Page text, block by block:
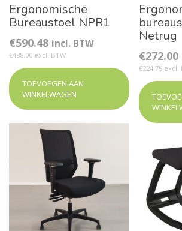
Ergonomische
Bureaustoel NPR1
€590.48 incl. BTW
€488.00 excl. BTW
TOEVOEGEN AAN
WINKELWAGEN
Netrug
€272.00
€224.79 excl.